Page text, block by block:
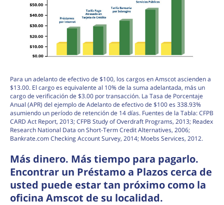
Para un adelanto de efectivo de $100, los cargos en Amscot ascienden a
$13.00. El cargo es equivalente al 10% de la suma adelantada, más un
cargo de verificación de $3.00 por transacción. La Tasa de Porcentaje
Anual (APR) del ejemplo de Adelanto de efectivo de $100 es 338.93%
asumiendo un período de retención de 14 días. Fuentes de la Tabla: CFPB
CARD Act Report, 2013; CFPB Study of Overdraft Programs, 2013; Readex
Research National Data on Short-Term Credit Alternatives, 2006;
Bankrate.com Checking Account Survey, 2014; Moebs Services, 2012.
Más dinero. Más tiempo para pagarlo.
Encontrar un Préstamo a Plazos cerca de
usted puede estar tan próximo como la
oficina Amscot de su localidad.